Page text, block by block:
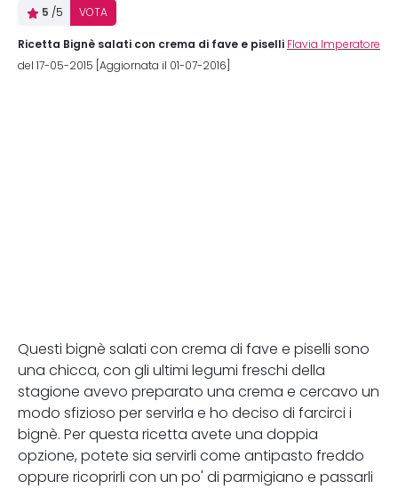
5 /5 VOTA
Ricetta Bignè salati con crema di fave e piselli Flavia Imperatore
del 17-05-2015 [Aggiornata il 01-07-2016]
Questi bignè salati con crema di fave e piselli sono
una chicca, con gli ultimi legumi freschi della
stagione avevo preparato una crema e cercavo un
modo sfizioso per servirla e ho deciso di farcirci i
bignè. Per questa ricetta avete una doppia
opzione, potete sia servirli come antipasto freddo
oppure ricoprirli con un po' di parmigiano e passarli